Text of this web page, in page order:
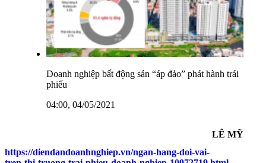
Doanh nghiệp bất động sản “áp đảo” phát hành trái
phiếu
04:00, 04/05/2021
LÊ MỸ
https://diendandoanhnghiep.vn/ngan-hang-doi-vai-